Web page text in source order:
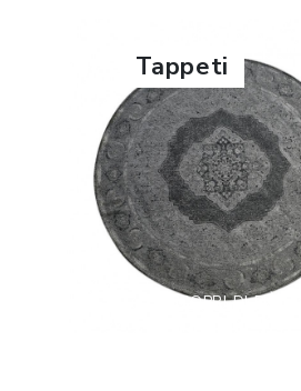
Tappeti
SCOPRI DI PIÙ